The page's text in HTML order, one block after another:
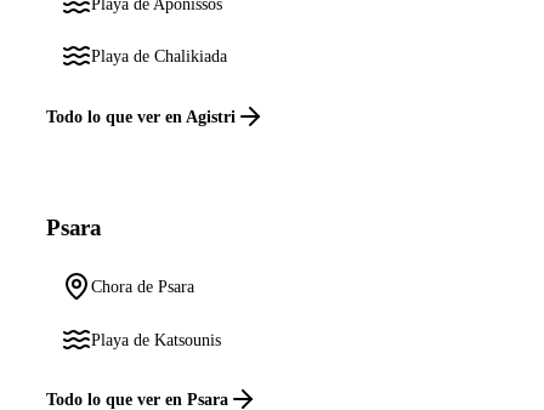
Playa de Aponissos
Playa de Chalikiada
Todo lo que ver en Agistri
Psara
Chora de Psara
Playa de Katsounis
Todo lo que ver en Psara